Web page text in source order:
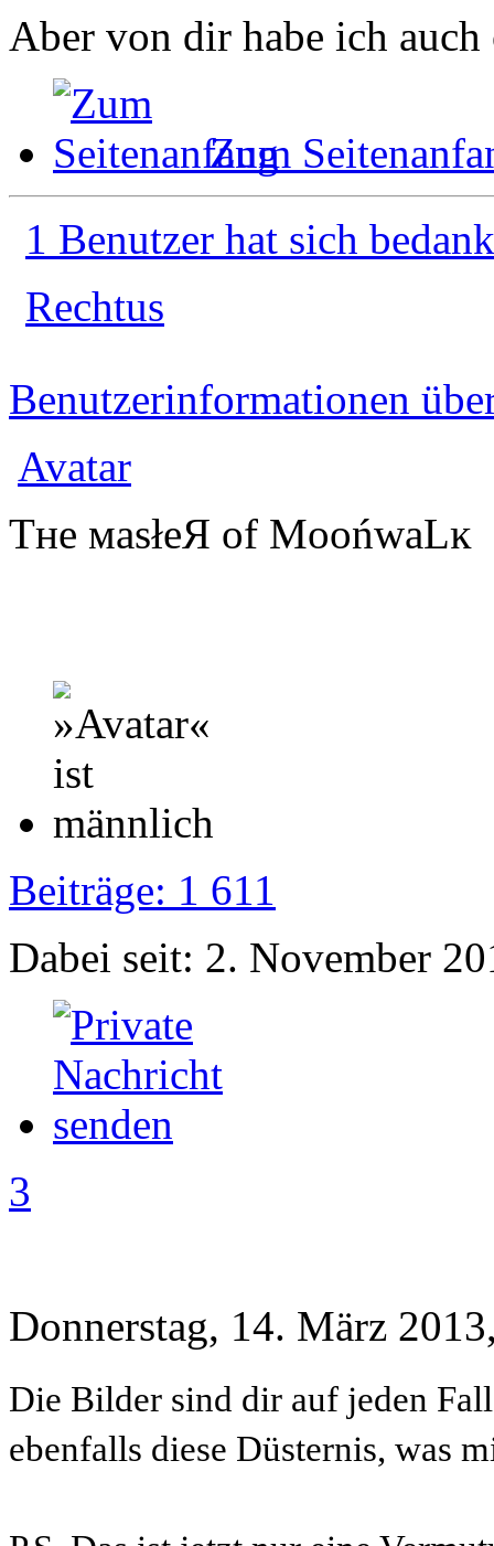
Aber von dir habe ich
Zum
1 Benutzer hat sich
Rechtus
Benutzerinformationen
Avatar
Tʜe мasłeЯ of MoońwaLĸ
Beiträge: 1 611
Dabei seit: 2. November
3
Donnerstag, 14. März
Die Bilder sind dir auf jeden
ebenfalls diese Düsternis, was